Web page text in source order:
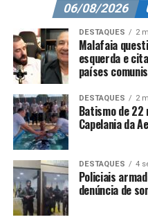
06/08/2026
DESTAQUES 2
Malafaia
esquerda e
países
DESTAQUES 2
Batismo de 22
Capelania da
DESTAQUES 4
Policiais
denúncia de